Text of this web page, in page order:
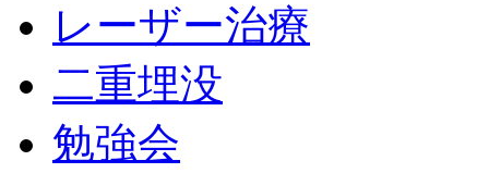
レーザー治療
二重埋没
勉強会